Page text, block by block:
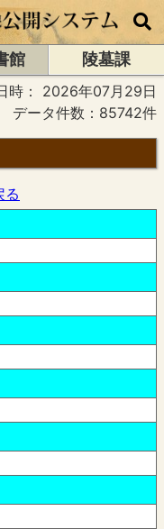
館
陵墓課
時： 2026年07月29日
データ件数：85742件
る